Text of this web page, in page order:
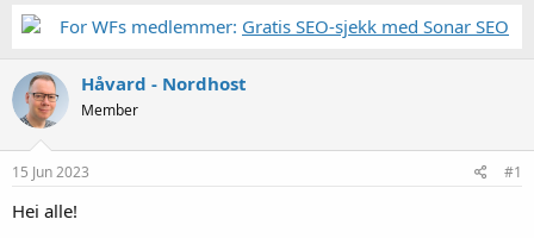
r
t
e
r
o
For WFs medlemmer: Gratis SEO-sjekk med Sonar SEO
Håvard - Nordhost
Member
15 Jun 2023 #1
Hei alle!